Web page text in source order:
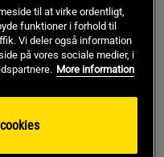
til tunge løft og flere
til at virke ordentligt,
funktioner i forhold til
Vi deler også information
på vores sociale medier, i
More information